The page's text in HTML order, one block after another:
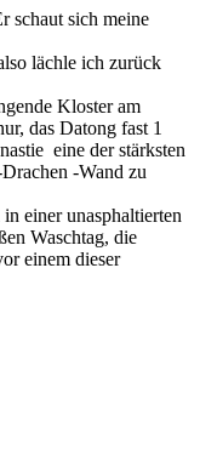
schaut sich meine
lächle ich zurück
Kloster am
das Datong fast 1
eine der stärksten
-Wand zu
einer unasphaltierten
Waschtag, die
einem dieser